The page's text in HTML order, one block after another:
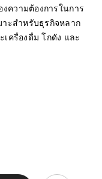
ความต้องการในการ
ะสำหรับธุรกิจหลาก
ครื่องดื่ม โกดัง และ